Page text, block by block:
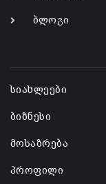
ბლოგი
სიახლეები
ბიზნესი
მოსაზრება
პროფილი